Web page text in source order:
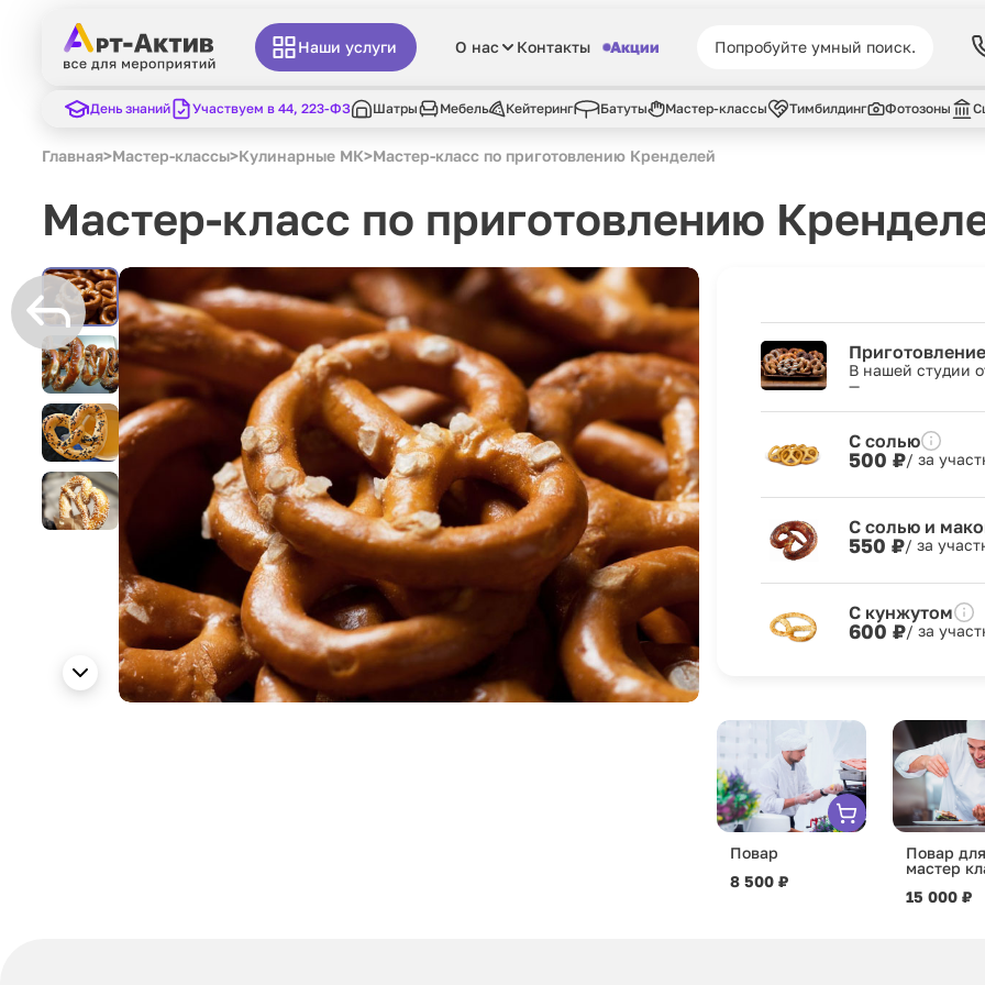
Наши услуги О нас Контакты Акции
День знаний Участвуем в 44, 223-ФЗ Шатры Мебель Кейтеринг Батуты Мастер-классы Тимбилдинг Фотозоны
Главная>Мастер-классы>Кулинарные МК>Мастер-класс по приготовлению Кренделей
Мастер-класс по приготовлению
В нашей студии
—
С солью
500 ₽/ за
С солью и
550 ₽/ за
С кунжутом
600 ₽/ за
Повар
8 500 ₽
Повар для
мастер
15 000 ₽